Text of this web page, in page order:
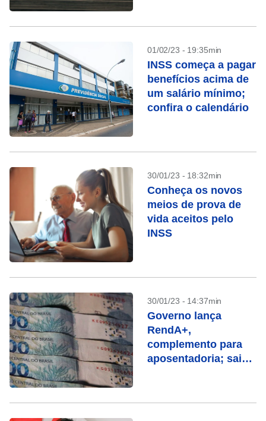
01/02/23 - 19:35min
INSS começa a pagar
benefícios acima de
um salário mínimo;
confira o calendário
30/01/23 - 18:32min
Conheça os novos
meios de prova de
vida aceitos pelo
INSS
30/01/23 - 14:37min
Governo lança
RendA+,
complemento para
aposentadoria; saiba